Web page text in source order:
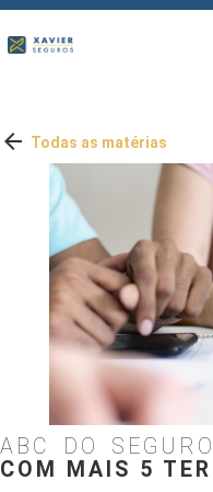
 Todas as matérias
ABC DO
COM MAIS 5